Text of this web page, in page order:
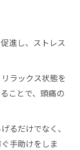
進し、ストレス
ラックス状態を
ことで、頭痛の
るだけでなく、
手助けをしま